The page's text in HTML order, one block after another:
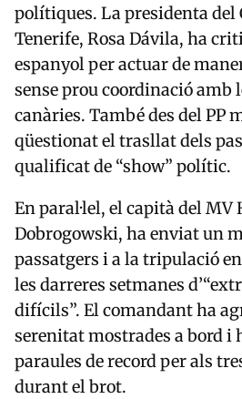
polítiques. La presidenta del
Tenerife, Rosa Dávila, ha
espanyol per actuar de
sense prou coordinació amb
canàries. També des del PP
qüestionat el trasllat dels
qualificat de “show” polític.
En paral·lel, el capità del MV
Dobrogowski, ha enviat un
passatgers i a la tripulació
les darreres setmanes
difícils”. El comandant ha
serenitat mostrades a bord i
paraules de record per als
durant el brot.